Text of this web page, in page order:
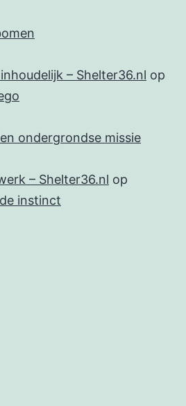
– Shelter36.nl op
ondergrondse missie
– Shelter36.nl op
instinct